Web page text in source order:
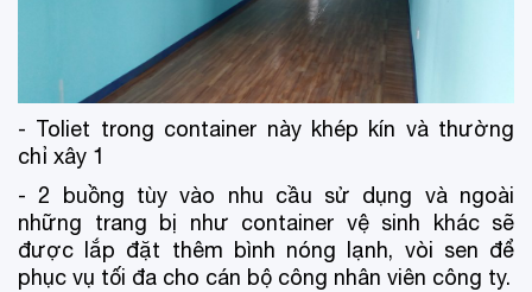
- Toliet trong container này khép kín và thường
chỉ xây 1
- 2 buồng tùy vào nhu cầu sử dụng và ngoài
những trang bị như container vệ sinh khác sẽ
được lắp đặt thêm bình nóng lạnh, vòi sen để
phục vụ tối đa cho cán bộ công nhân viên công ty.